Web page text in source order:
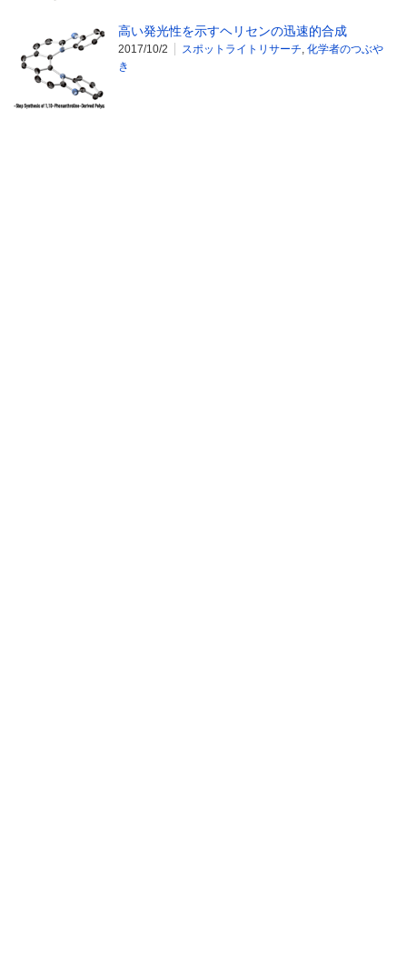
高い発光性を示すヘリセンの迅速的合成
2017/10/2 スポットライトリサーチ 化学者のつぶや
き